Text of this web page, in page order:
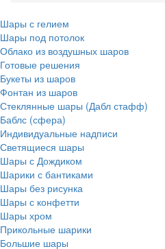
Шары с гелием
Шары под потолок
Облако из воздушных шаров
Готовые решения
Букеты из шаров
Фонтан из шаров
Стеклянные шары (Дабл стафф)
Баблс (сфера)
Индивидуальные надписи
Светящиеся шары
Шары с Дождиком
Шарики с бантиками
Шары без рисунка
Шары с конфетти
Шары хром
Прикольные шарики
Большие шары